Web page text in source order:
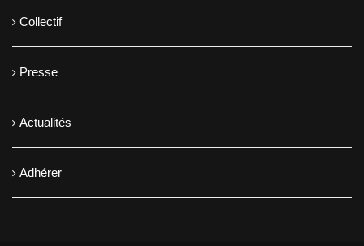
Collectif
Presse
Actualités
Adhérer